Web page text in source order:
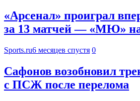
«Арсенал» проиграл
за 13 матчей — «МЮ» на
Sports.ru6 месяцев спустя 0
Сафонов возобновил
с ПСЖ после перелома